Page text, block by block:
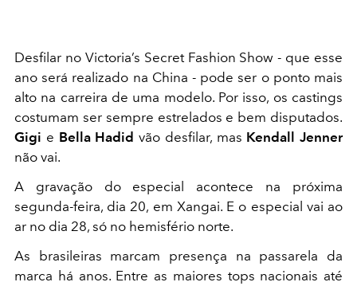
Desfilar no Victoria’s Secret Fashion Show - que esse
ano será realizado na China - pode ser o ponto mais
alto na carreira de uma modelo. Por isso, os castings
costumam ser sempre estrelados e bem disputados.
Gigi e Bella Hadid vão desfilar, mas Kendall Jenner
não vai.
A gravação do especial acontece na próxima
segunda-feira, dia 20, em Xangai. E o especial vai ao
ar no dia 28, só no hemisfério norte.
As brasileiras marcam presença na passarela da
marca há anos. Entre as maiores tops nacionais até